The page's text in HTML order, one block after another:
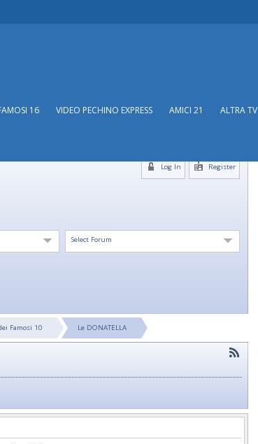
16 VIDEO PECHINO EXPRESS AMICI 21 ALTRA TV
Register
Log In
Select Forum
Famosi 10 Le DONATELLA